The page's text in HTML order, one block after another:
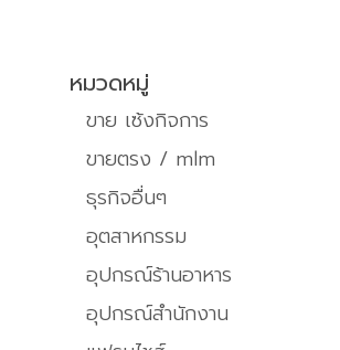
หมวดหมู่
ขาย เซ้งกิจการ
ขายตรง / mlm
ธุรกิจอื่นๆ
อุตสาหกรรม
อุปกรณ์ร้านอาหาร
อุปกรณ์สำนักงาน